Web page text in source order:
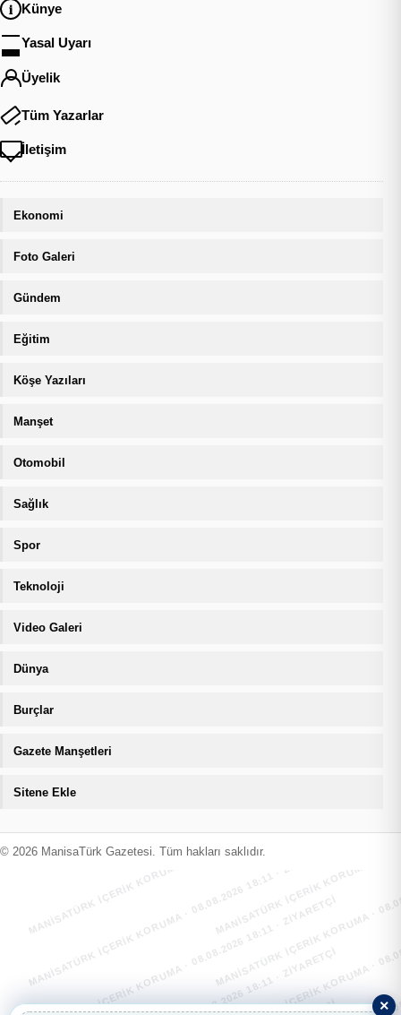
Künye
Yasal Uyarı
Üyelik
Tüm Yazarlar
İletişim
Ekonomi
Foto Galeri
Gündem
Eğitim
Köşe Yazıları
Manşet
Otomobil
Sağlık
Spor
Teknoloji
Video Galeri
Dünya
Burçlar
Gazete Manşetleri
Sitene Ekle
© 2026 ManisaTürk Gazetesi. Tüm hakları saklıdır.
×
MANİSATÜRK İÇERİK KORUMA · 08.08.2026 18:11 · ZIYARETÇI
MANİSATÜRK İÇERİK KORUMA
MANİSATÜRK İÇERİK KORUMA · 08.08.2026 18:11 · ZIYARETÇI
MANİSATÜRK İÇERİK KORUMA
MANİSATÜRK İÇERİK KORUMA · 08.08.2026 18:11 · ZIYARETÇI
MANİSATÜRK İÇERİK KORUMA